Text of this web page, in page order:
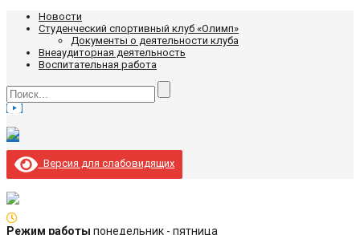
Новости
Студенческий спортивный клуб «Олимп»
Документы о деятельности клуба
Внеаудиторная деятельность
Воспитательная работа
Версия для слабовидящих
Режим работы понедельник - пятница